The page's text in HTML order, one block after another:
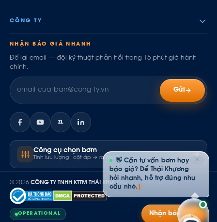
CÔNG TY
NHẬN BÁO GIÁ NHANH
Để lại email — đội kỹ thuật phản hồi trong 15 phút giờ hành
chính.
Gửi
ZL
Công cụ chọn bơm
Tính lưu lượng · cột áp → ra model
© 2026 CÔNG TY TNHH KTTM THÁI KHƯƠNG · MST: 0304844502
OPERATIONAL Nhận báo giá
✕
👋 Cần tư vấn bơm hay
báo giá? Để Thái Khương
hỏi nhanh, hỗ trợ đúng nhu
cầu nhé.